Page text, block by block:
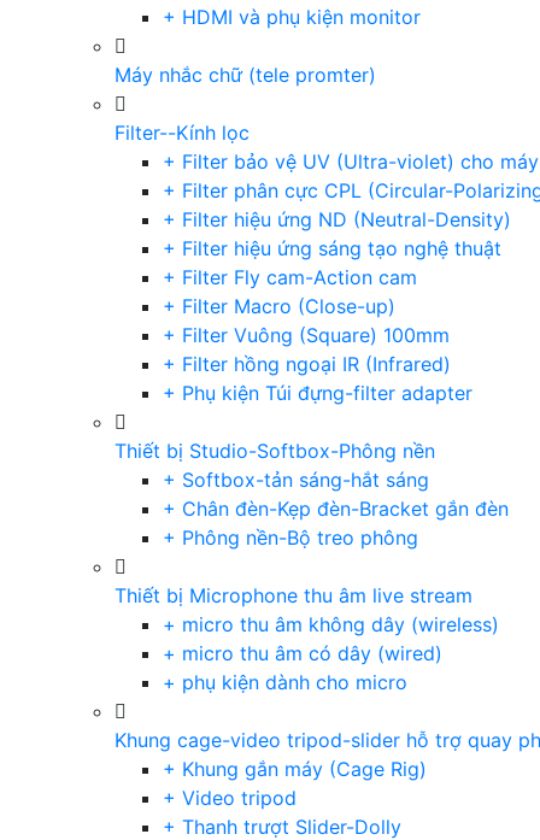
+ HDMI và phụ kiện monitor
Máy nhắc chữ (tele promter)
Filter--Kính lọc
+ Filter bảo vệ UV (Ultra-violet) cho
+ Filter phân cực CPL (Circular-
+ Filter hiệu ứng ND (Neutral-Density)
+ Filter hiệu ứng sáng tạo nghệ thuật
+ Filter Fly cam-Action cam
+ Filter Macro (Close-up)
+ Filter Vuông (Square) 100mm
+ Filter hồng ngoại IR (Infrared)
+ Phụ kiện Túi đựng-filter adapter
Thiết bị Studio-Softbox-Phông nền
+ Softbox-tản sáng-hắt sáng
+ Chân đèn-Kẹp đèn-Bracket gắn đèn
+ Phông nền-Bộ treo phông
Thiết bị Microphone thu âm live stream
+ micro thu âm không dây (wireless)
+ micro thu âm có dây (wired)
+ phụ kiện dành cho micro
Khung cage-video tripod-slider hỗ trợ quay
+ Khung gắn máy (Cage Rig)
+ Video tripod
+ Thanh trượt Slider-Dolly